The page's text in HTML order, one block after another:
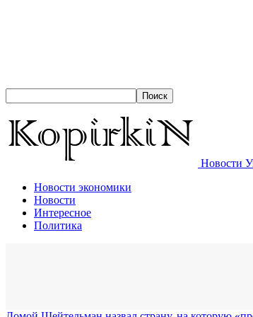
Новости
Новости экономики
Новости
Интересное
Политика